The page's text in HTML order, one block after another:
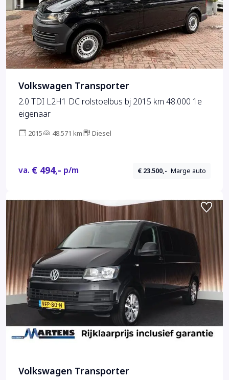
Volkswagen Transporter
2.0 TDI L2H1 DC rolstoelbus bj 2015 km 48.000 1e
eigenaar
2015 48.571 km Diesel
va. € 494,- p/m € 23.500,- Marge auto
Volkswagen Transporter